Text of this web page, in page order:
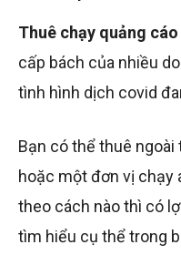
Thuê chạy quảng
cấp bách của nhiều
tình hình dịch covid
Bạn có thể thuê
hoặc một đơn vị chạy
theo cách nào thì có
tìm hiểu cụ thể trong